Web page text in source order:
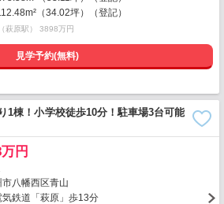
（34.02坪）（登記）
萩原駅） 3898万円
見学予約(無料)
1棟！小学校徒歩10分！駐車場3台可能
円
市八幡西区青山
気鉄道「萩原」歩13分